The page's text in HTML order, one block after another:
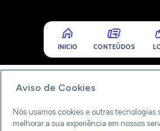
INICIO CONTEÚDOS
Aviso de Cookies
Nós usamos cookies e outras tecnologias
melhorar a sua experiência em nossos